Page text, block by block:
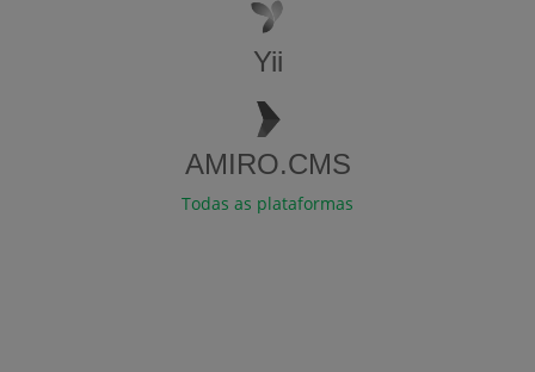
Yii
AMIRO.CMS
Todas as plataformas